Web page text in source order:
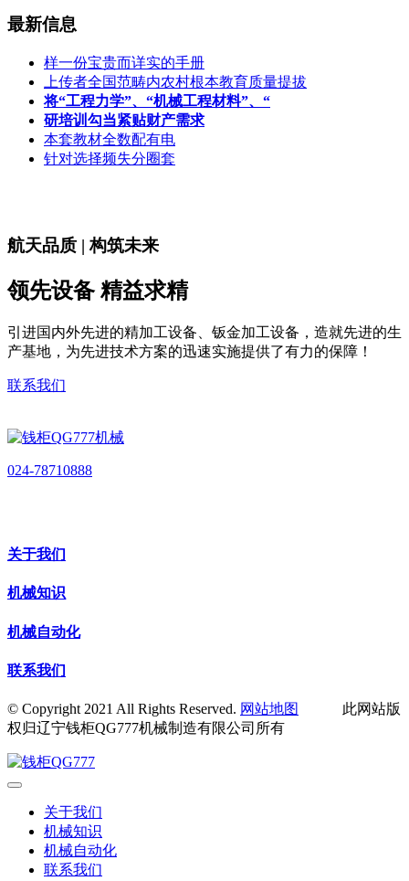
最新信息
样一份宝贵而详实的手册
上传者全国范畴内农村根本教育质量提拔
将“工程力学”、“机械工程材料”、“
研培训勾当紧贴财产需求
本套教材全数配有电
针对选择频失分圈套
航天品质 | 构筑未来
领先设备 精益求精
引进国内外先进的精加工设备、钣金加工设备，造就先进的生
产基地，为先进技术方案的迅速实施提供了有力的保障！
联系我们
024-78710888
关于我们
机械知识
机械自动化
联系我们
© Copyright 2021 All Rights Reserved. 网站地图
此网站版
权归辽宁钱柜QG777机械制造有限公司所有
关于我们
机械知识
机械自动化
联系我们